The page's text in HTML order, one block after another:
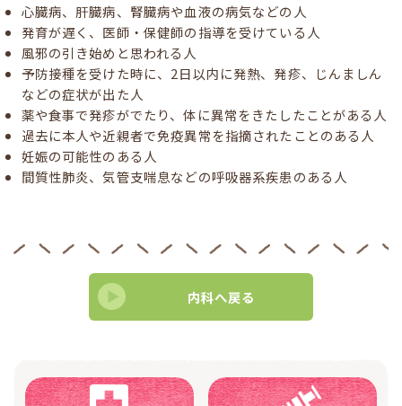
心臓病、肝臓病、腎臓病や血液の病気などの人
発育が遅く、医師・保健師の指導を受けている人
風邪の引き始めと思われる人
予防接種を受けた時に、2日以内に発熱、発疹、じんましん
などの症状が出た人
薬や食事で発疹がでたり、体に異常をきたしたことがある人
過去に本人や近親者で免疫異常を指摘されたことのある人
妊娠の可能性のある人
間質性肺炎、気管支喘息などの呼吸器系疾患のある人
内科へ戻る